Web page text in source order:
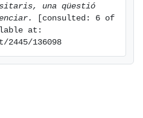
una qüestió
[consulted: 6 of
at:
136098